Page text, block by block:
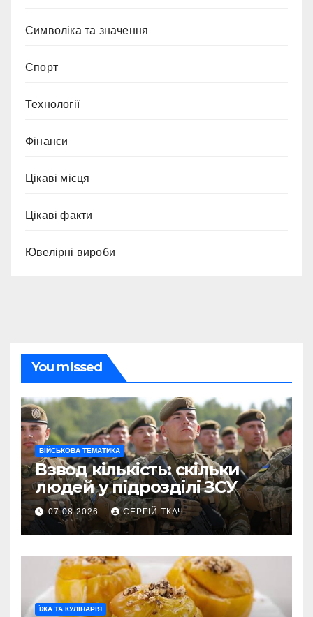
Символіка та значення
Спорт
Технології
Фінанси
Цікаві місця
Цікаві факти
Ювелірні вироби
You missed
ВІЙСЬКОВА ТЕМАТИКА
Взвод кількість: скільки
людей у підрозділі ЗСУ
07.08.2026 СЕРГІЙ ТКАЧ
ЇЖА ТА КУЛІНАРІЯ